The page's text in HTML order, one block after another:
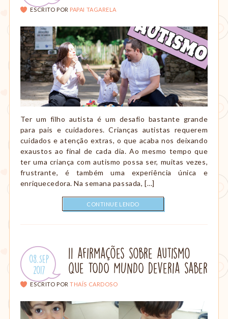
ESCRITO POR PAPAI TAGARELA
Ter um filho autista é um desafio bastante grande
para pais e cuidadores. Crianças autistas requerem
cuidados e atenção extras, o que acaba nos deixando
exaustos ao final de cada dia. Ao mesmo tempo que
ter uma criança com autismo possa ser, muitas vezes,
frustrante, é também uma experiência única e
enriquecedora. Na semana passada, […]
CONTINUE LENDO
Publicado
em:
08.Sep
.
2017
11 afirmações sobre autismo
que TODO MUNDO deveria saber
ESCRITO POR THAÍS CARDOSO